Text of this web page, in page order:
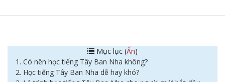
Mục lục (Ẩn)
1. Có nên học tiếng Tây Ban Nha không?
2. Học tiếng Tây Ban Nha dễ hay khó?